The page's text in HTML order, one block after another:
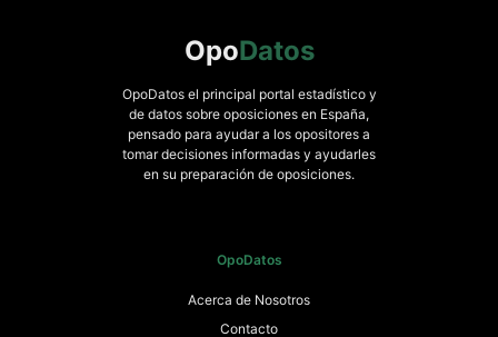
OpoDatos
OpoDatos el principal portal estadístico y
de datos sobre oposiciones en España,
pensado para ayudar a los opositores a
tomar decisiones informadas y ayudarles
en su preparación de oposiciones.
OpoDatos
Acerca de Nosotros
Contacto